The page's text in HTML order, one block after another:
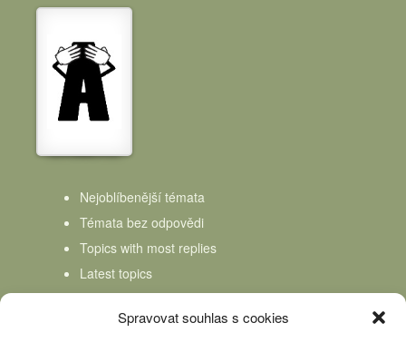
Spravovat souhlas s cookies
Nejoblíbenější témata
Témata bez odpovědi
Topics with most replies
Latest topics
Topics Freshness